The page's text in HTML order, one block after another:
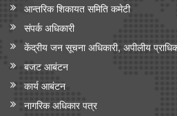
आन्‍तरिक शिकायत समिति कमेटी
संपर्क अधिकारी
केंद्रीय जन सूचना अधिकारी, अपीलीय
बजट आबंटन
कार्य आबंटन
नागरिक अधिकार पत्र